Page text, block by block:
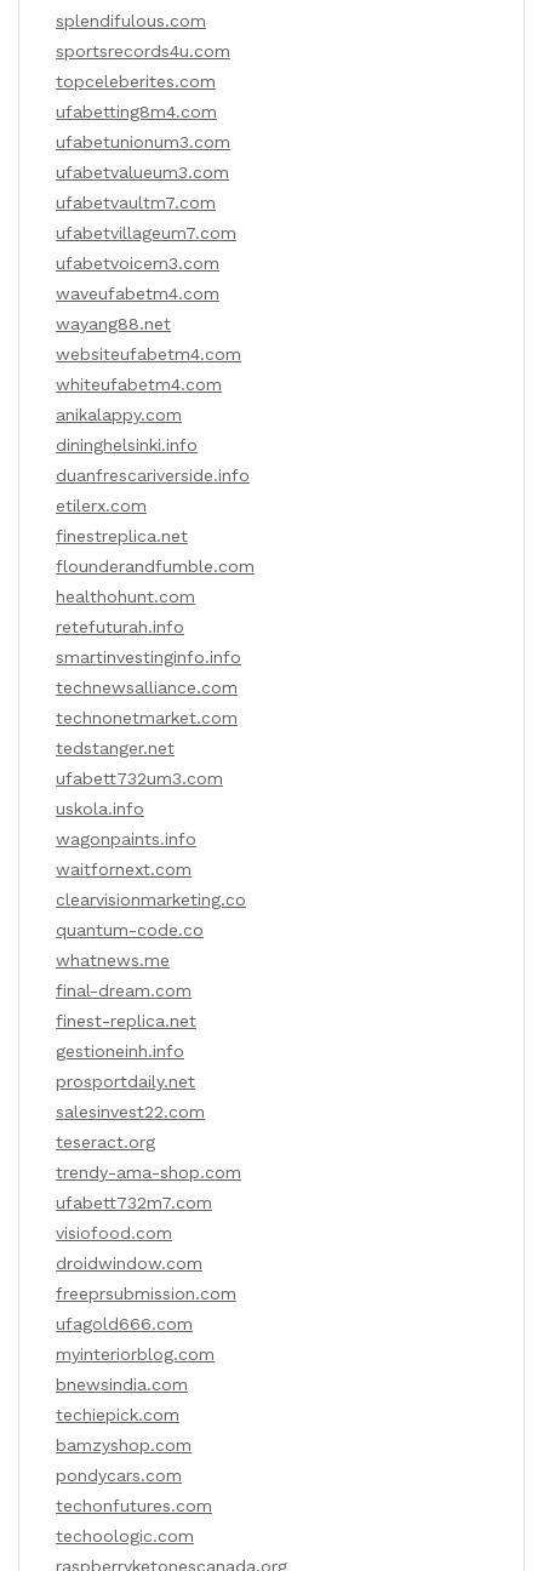
splendifulous.com
sportsrecords4u.com
topceleberites.com
ufabetting8m4.com
ufabetunionum3.com
ufabetvalueum3.com
ufabetvaultm7.com
ufabetvillageum7.com
ufabetvoicem3.com
waveufabetm4.com
wayang88.net
websiteufabetm4.com
whiteufabetm4.com
anikalappy.com
dininghelsinki.info
duanfrescariverside.info
etilerx.com
finestreplica.net
flounderandfumble.com
healthohunt.com
retefuturah.info
smartinvestinginfo.info
technewsalliance.com
technonetmarket.com
tedstanger.net
ufabett732um3.com
uskola.info
wagonpaints.info
waitfornext.com
clearvisionmarketing.co
quantum-code.co
whatnews.me
final-dream.com
finest-replica.net
gestioneinh.info
prosportdaily.net
salesinvest22.com
teseract.org
trendy-ama-shop.com
ufabett732m7.com
visiofood.com
droidwindow.com
freeprsubmission.com
ufagold666.com
myinteriorblog.com
bnewsindia.com
techiepick.com
bamzyshop.com
pondycars.com
techonfutures.com
techoologic.com
raspberryketonescanada.org